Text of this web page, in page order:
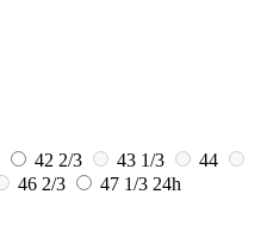
42 2/3 43 1/3
44
46 2/3 47 1/3 24h